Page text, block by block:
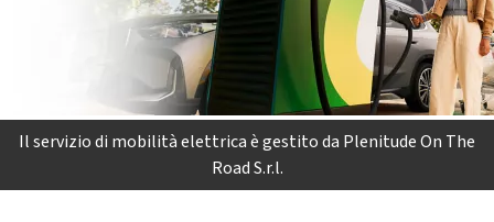
Il servizio di mobilità elettrica è gestito da Plenitude On The
Road S.r.l.